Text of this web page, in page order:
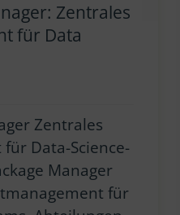
Zentrales
für Data
Zentrales
Data-Science-
Manager
für